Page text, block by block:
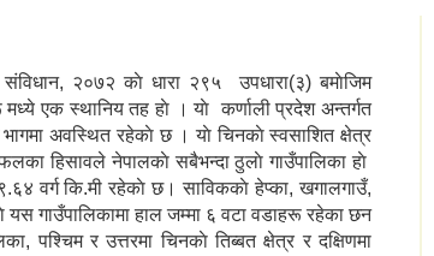
२०७२ काे धारा २९५ उपधारा(३) बमाेजिम
एक स्थानिय तह हाे । याे कर्णाली प्रदेश अन्तर्गत
अवस्थित रहेकाे छ । याे चिनकाे स्वसाशित क्षेत्र
हिसावले नेपालकाे सबैभन्दा ठुलाे गाउँपालिका हाे
वर्ग कि.मी रहेकाे छ। साविककाे हेप्का, खगालगाउँ,
यस गाउँपालिकामा हाल जम्मा ६ वटा वडाहरू रहेका छन
पश्चिम र उत्तरमा चिनकाे तिब्बत क्षेत्र र दक्षिणमा